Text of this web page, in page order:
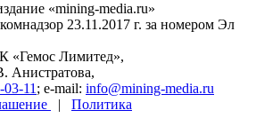
«mining-media.ru»
23.11.2017 г. за номером Эл
«Гемос Лимитед»,
Анистратова,
11 ; e-mail: info@mining-media.ru
| Политика